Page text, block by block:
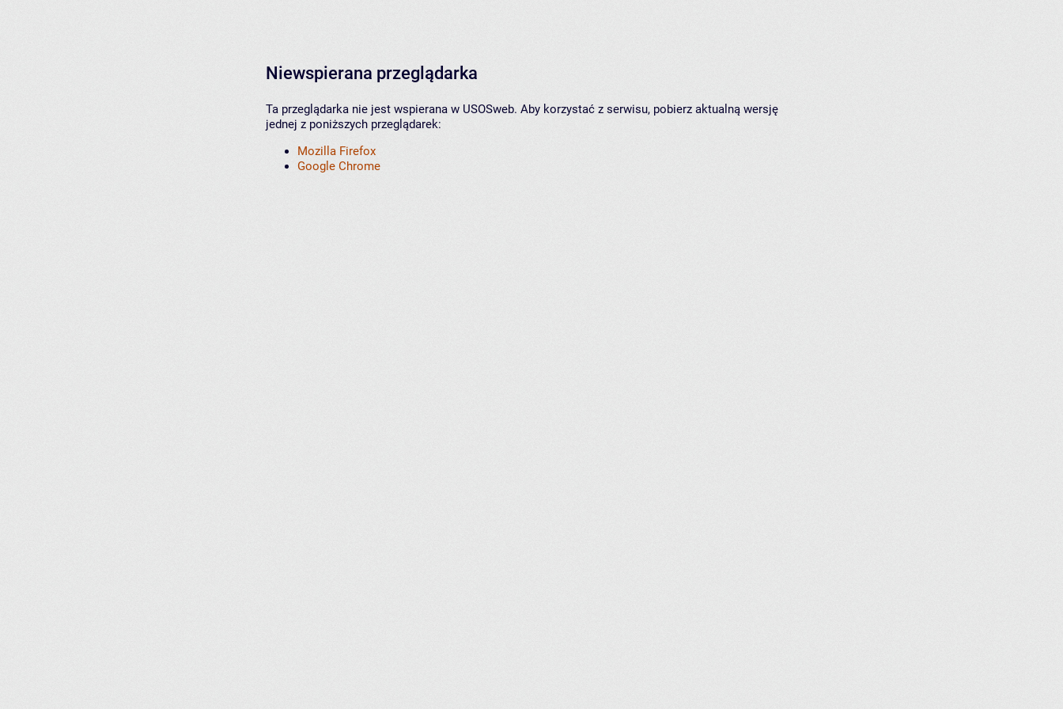
Niewspierana przeglądarka
Ta przeglądarka nie jest wspierana w USOSweb. Aby korzystać z serwisu, pobierz aktualną wersję
jednej z poniższych przeglądarek:
Mozilla Firefox
Google Chrome